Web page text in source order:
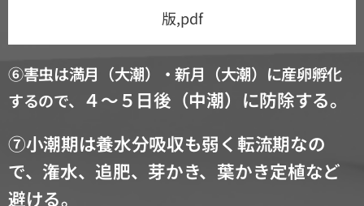
版,pdf
⑥害虫は満月（大潮）・新月（大潮）に産卵孵化
するので、 ４～５日後（中潮）に防除する。
⑦小潮期は養水分吸収も弱く転流期なの
で、潅水、追肥、芽かき、 葉かき定植など
避ける。